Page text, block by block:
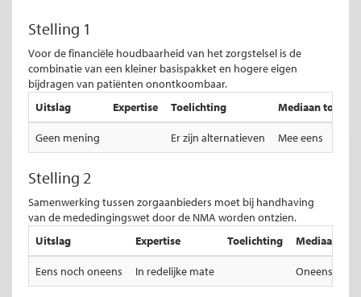
Stelling 1
Voor de financiële houdbaarheid van het zorgstelsel is de
combinatie van een kleiner basispakket en hogere eigen
bijdragen van patiënten onontkoombaar.
Uitslag
Expertise Toelichting Mediaan totale
Geen mening Er zijn alternatieven Mee eens
Stelling 2
Samenwerking tussen zorgaanbieders moet bij handhaving
van de mededingingswet door de NMA worden ontzien.
Uitslag
Expertise Toelichting Mediaan
Eens noch oneens In redelijke mate Oneens